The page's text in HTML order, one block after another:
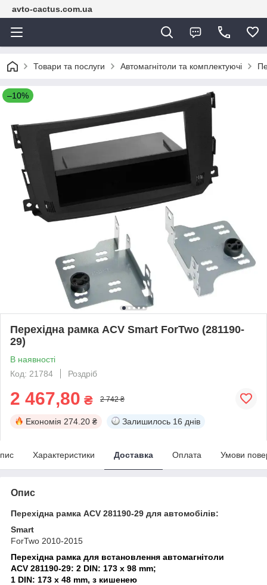
avto-cactus.com.ua
Товари та послуги Автомагнітоли та комплектуючі
–10%
Перехідна рамка ACV Smart ForTwo (281190-
29)
В наявності
Код: 21784
Роздріб
2 467,80 ₴ 2 742 ₴
Економія 274.20 ₴ Залишилось 16 днів
Характеристики Доставка Оплата Умови
Опис
Перехідна рамка ACV 281190-29 для автомобілів:
Smart
ForTwo 2010-2015
Перехідна рамка для встановлення автомагнітоли
ACV 281190-29: 2 DIN: 173 x 98 mm;
1 DIN: 173 x 48 mm, з кишенею